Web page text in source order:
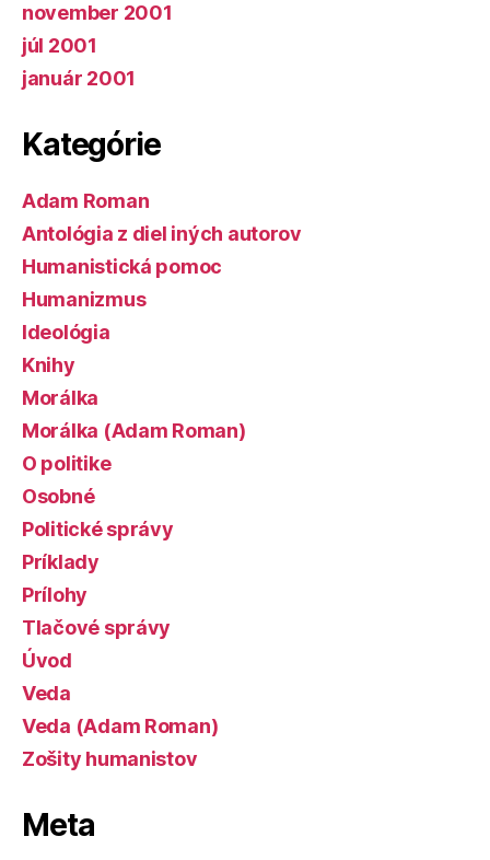
november 2001
júl 2001
január 2001
Kategórie
Adam Roman
Antológia z diel iných autorov
Humanistická pomoc
Humanizmus
Ideológia
Knihy
Morálka
Morálka (Adam Roman)
O politike
Osobné
Politické správy
Príklady
Prílohy
Tlačové správy
Úvod
Veda
Veda (Adam Roman)
Zošity humanistov
Meta